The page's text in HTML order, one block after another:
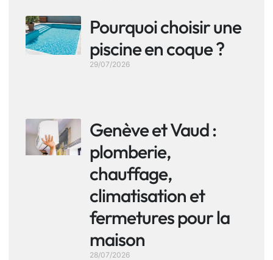
Pourquoi choisir une
piscine en coque ?
29/07/2026
Genève et Vaud :
plomberie,
chauffage,
climatisation et
fermetures pour la
maison
28/07/2026